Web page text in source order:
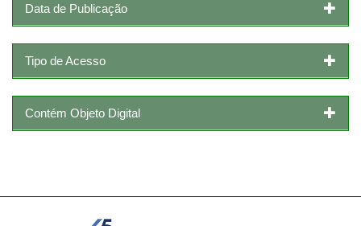
Data de Publicação
Tipo de Acesso
Contém Objeto Digital